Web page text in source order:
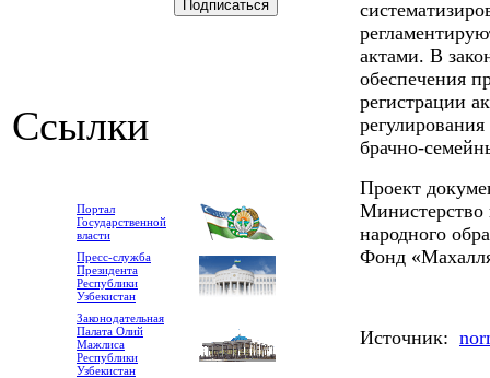
Ссылки
Портал
Государственной
власти
Пресс-служба
Президента
Республики
Узбекистан
Законодательная
Палата Олий
Мажлиса
Республики
Узбекистан
актами. В
обеспечения
регистрации
брачно-
Проект
народного
Фонд
Источник: